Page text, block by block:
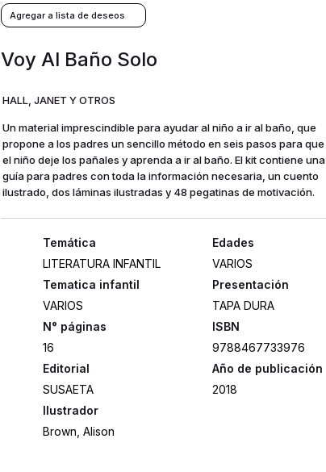
Voy Al Baño Solo
HALL, JANET Y OTROS
Un material imprescindible para ayudar al niño a ir al baño, que
propone a los padres un sencillo método en seis pasos para que
el niño deje los pañales y aprenda a ir al baño. El kit contiene una
guía para padres con toda la información necesaria, un cuento
ilustrado, dos láminas ilustradas y 48 pegatinas de motivación.
LITERATURA INFANTIL
Edades
VARIOS
Tematica infantil
VARIOS
Presentación
TAPA DURA
16
ISBN
9788467733976
Editorial
SUSAETA
Año de publicación
2018
Ilustrador
Brown, Alison